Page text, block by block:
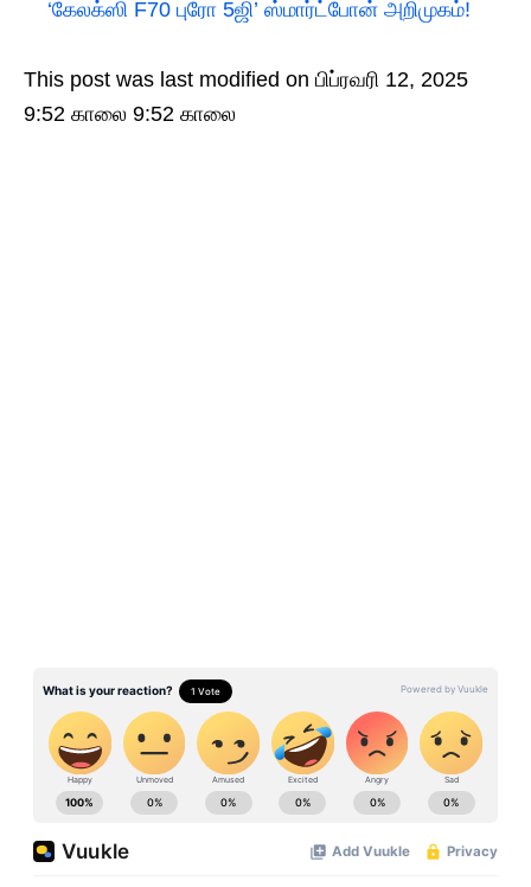
‘கேலக்ஸி F70 புரோ 5ஜி’ ஸ்மார்ட்போன் அறிமுகம்!
This post was last modified on பிப்ரவரி 12, 2025
9:52 காலை 9:52 காலை